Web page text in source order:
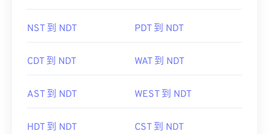
NST 到 NDT PDT 到 NDT
CDT 到 NDT WAT 到 NDT
AST 到 NDT WEST 到 NDT
HDT 到 NDT CST 到 NDT